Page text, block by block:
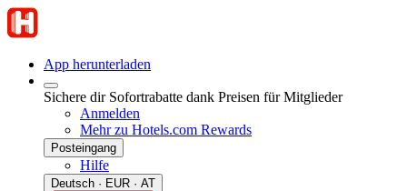
App herunterladen
Sichere dir Sofortrabatte dank Preisen für Mitglieder
Anmelden
Mehr zu Hotels.com Rewards
Posteingang
Hilfe
Deutsch · EUR · AT